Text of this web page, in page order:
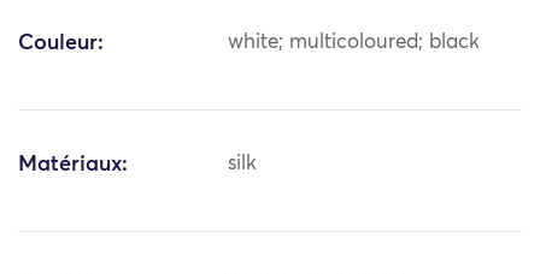
Couleur: white; multicoloured; black
Matériaux: silk